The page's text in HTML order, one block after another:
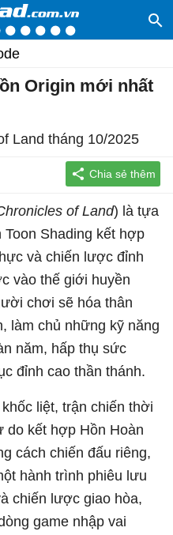
Origin mới nhất
Land tháng 10/2025
of Land) là tựa
Shading kết hợp
và chiến lược đỉnh
vào thế giới huyền
chơi sẽ hóa thân
làm chủ những kỹ năng
năm, hấp thụ sức
đỉnh cao thần thánh.
liệt, trận chiến thời
do kết hợp Hồn Hoàn
cách chiến đấu riêng,
hành trình phiêu lưu
chiến lược giao hòa,
game nhập vai